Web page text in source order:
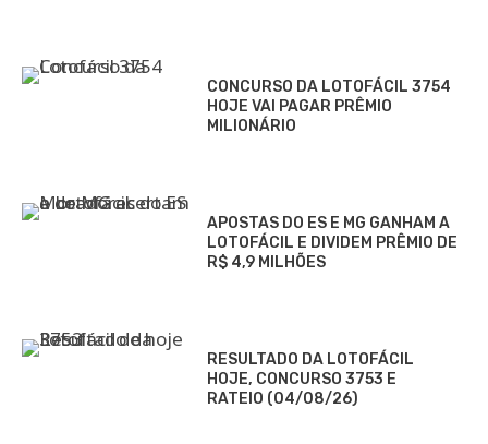
CONCURSO DA LOTOFÁCIL 3754
HOJE VAI PAGAR PRÊMIO
MILIONÁRIO
APOSTAS DO ES E MG GANHAM A
LOTOFÁCIL E DIVIDEM PRÊMIO DE
R$ 4,9 MILHÕES
RESULTADO DA LOTOFÁCIL
HOJE, CONCURSO 3753 E
RATEIO (04/08/26)